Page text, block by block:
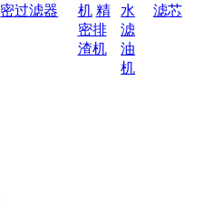
密过滤器
机 精
密排
渣机
水
滤
油
机
滤芯